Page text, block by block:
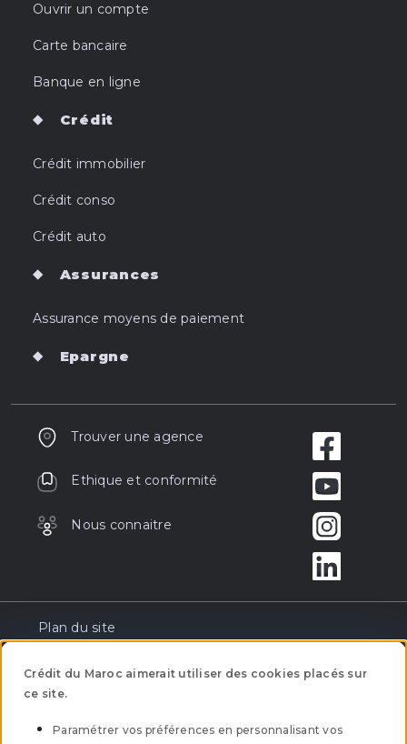
Ouvrir un compte
Carte bancaire
Banque en ligne
Crédit
Crédit immobilier
Crédit conso
Crédit auto
Assurances
Assurance moyens de paiement
Epargne
Trouver une agence
Ethique et conformité
Nous connaitre
Plan du site
Réclamation
Crédit du Maroc aimerait utiliser des cookies placés sur
ce site.
Paramétrer vos préférences en personnalisant vos